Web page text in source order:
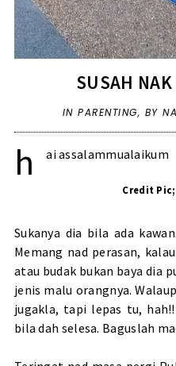
SUSAH
INPARENTING, BY
h ai assalammualaikum
Credit
Sukanya dia bila ada
Memang nad perasan,
atau budak bukan baya dia
jenis malu orangnya.
jugakla, tapi lepas tu,
bila dah selesa. Baguslah